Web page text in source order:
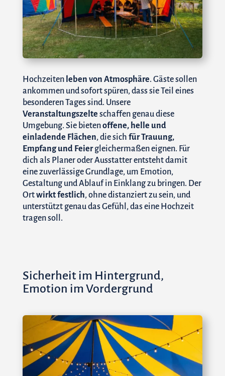
Hochzeiten leben von Atmosphäre. Gäste sollen
ankommen und sofort spüren, dass sie Teil eines
besonderen Tages sind. Unsere
Veranstaltungszelte schaffen genau diese
Umgebung. Sie bietenoffene, helle und
einladende Flächen, die sich für Trauung,
Empfang und Feiergleichermaßen eignen. Für
dich als Planer oder Ausstatter entsteht damit
eine zuverlässige Grundlage, um Emotion,
Gestaltung und Ablauf in Einklang zu bringen. Der
Ortwirkt festlich, ohne distanziert zu sein, und
unterstützt genau das Gefühl, das eine Hochzeit
tragen soll.
Sicherheit im Hintergrund,
Emotion im Vordergrund